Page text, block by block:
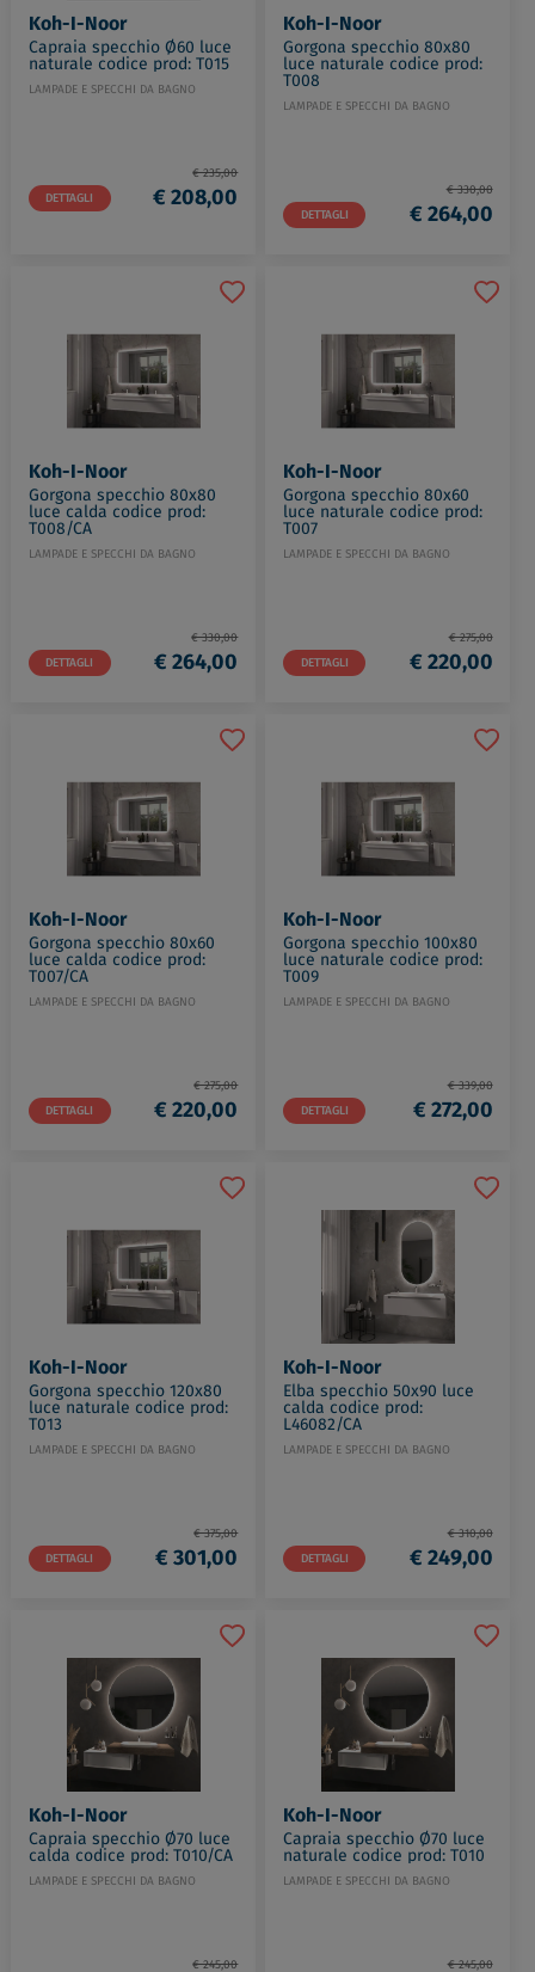
Koh-I-Noor
Capraia specchio Ø60 luce
naturale codice prod: T015
LAMPADE E SPECCHI DA BAGNO
DETTAGLI
€ 235,00
€ 208,00
Koh-I-Noor
Gorgona specchio 80x80
luce naturale codice prod:
T008
LAMPADE E SPECCHI DA BAGNO
DETTAGLI
€ 330,00
€ 264,00
Koh-I-Noor
Gorgona specchio 80x80
luce calda codice prod:
T008/CA
LAMPADE E SPECCHI DA BAGNO
DETTAGLI
€ 330,00
€ 264,00
Koh-I-Noor
Gorgona specchio 80x60
luce naturale codice prod:
T007
LAMPADE E SPECCHI DA BAGNO
DETTAGLI
€ 275,00
€ 220,00
Koh-I-Noor
Gorgona specchio 80x60
luce calda codice prod:
T007/CA
LAMPADE E SPECCHI DA BAGNO
DETTAGLI
€ 275,00
€ 220,00
Koh-I-Noor
Gorgona specchio 100x80
luce naturale codice prod:
T009
LAMPADE E SPECCHI DA BAGNO
DETTAGLI
€ 339,00
€ 272,00
Koh-I-Noor
Gorgona specchio 120x80
luce naturale codice prod:
T013
LAMPADE E SPECCHI DA BAGNO
DETTAGLI
€ 375,00
€ 301,00
Koh-I-Noor
Elba specchio 50x90 luce
calda codice prod:
L46082/CA
LAMPADE E SPECCHI DA BAGNO
DETTAGLI
€ 310,00
€ 249,00
Koh-I-Noor
Capraia specchio Ø70 luce
calda codice prod: T010/CA
LAMPADE E SPECCHI DA BAGNO
€ 245,00
Koh-I-Noor
Capraia specchio Ø70 luce
naturale codice prod: T010
LAMPADE E SPECCHI DA BAGNO
€ 245,00